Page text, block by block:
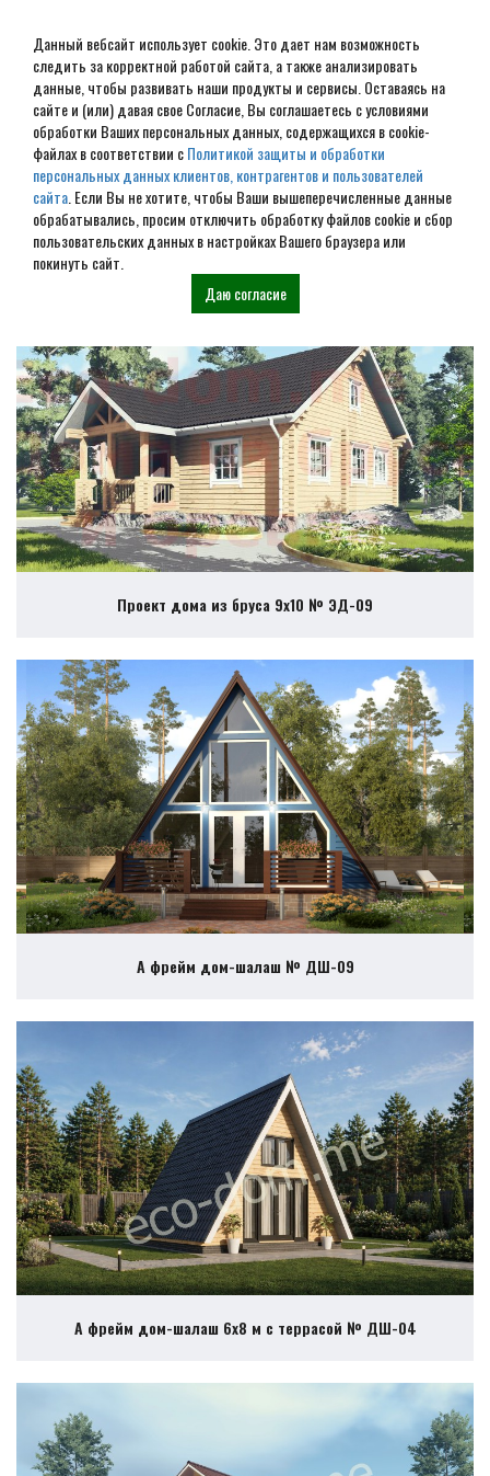
Данный вебсайт использует cookie. Это дает нам возможность
следить за корректной работой сайта, а также анализировать
данные, чтобы развивать наши продукты и сервисы. Оставаясь на
сайте и (или) давая свое Согласие, Вы соглашаетесь с условиями
обработки Ваших персональных данных, содержащихся в cookie-
файлах в соответствии сПолитикой защиты и обработки
персональных данных клиентов, контрагентов и пользователей
сайта . Если Вы не хотите, чтобы Ваши вышеперечисленные данные
обрабатывались, просим отключить обработку файлов cookie и сбор
пользовательских данных в настройках Вашего браузера или
покинуть сайт.
Даю согласие
Дом из бревна под ключ в
Курске
Наши проекты
Проект дома из бруса 9х10 № ЭД-09
А фрейм дом-шалаш № ДШ-09
А фрейм дом-шалаш 6х8 м с террасой № ДШ-04